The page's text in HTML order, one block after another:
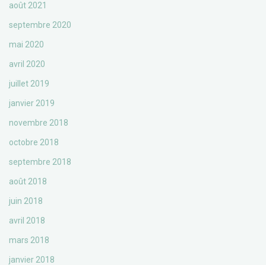
août 2021
septembre 2020
mai 2020
avril 2020
juillet 2019
janvier 2019
novembre 2018
octobre 2018
septembre 2018
août 2018
juin 2018
avril 2018
mars 2018
janvier 2018